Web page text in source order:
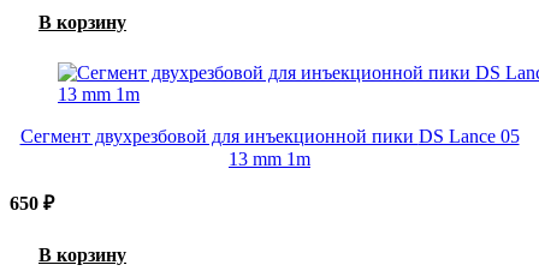
В корзину
Сегмент двухрезбовой для инъекционной пики DS Lance 05
13 mm 1m
650 ₽
В корзину